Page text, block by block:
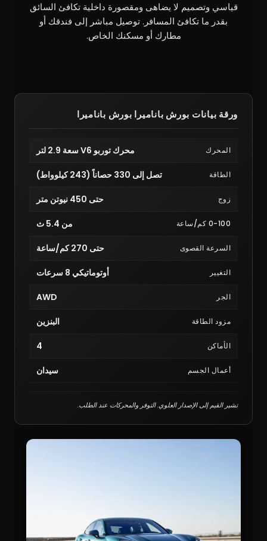
قياسي وتصميم لا يضاهى ومقصورة داخلية تكافئ السائق
بقدر ما تكافئ المسافر. توصيل مباشر إلى فندقك أو
مطارك أو مسكنك الخاص.
ورقة بيانات بورش باناميرا بورش باناميرا
المحرك محرك توربو V6 سعة 2.9 لتر
الطاقة تصل إلى 330 حصاناً (243 كيلوواط)
زوج حتى 450 نيوتن متر
0-100 كم/ساعة من 5.4 ث
السرعة القصوى حتى 270 كم/ساعة
التغيير أوتوماتيكي 8 سرعات
الجر AWD
مزود الطاقة البنزين
الأماكن 4
أعمال الجسم سيدان
تشير القيم إلى الإصدار العلوي. التوفر والمحركات عند الطلب.